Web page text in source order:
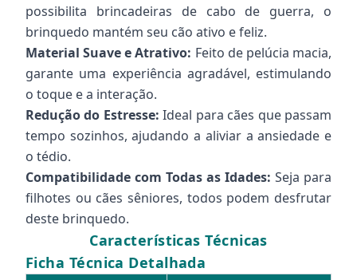
possibilita brincadeiras de cabo de guerra, o
brinquedo mantém seu cão ativo e feliz.
Material Suave e Atrativo: Feito de pelúcia macia,
garante uma experiência agradável, estimulando
o toque e a interação.
Redução do Estresse: Ideal para cães que passam
tempo sozinhos, ajudando a aliviar a ansiedade e
o tédio.
Compatibilidade com Todas as Idades: Seja para
filhotes ou cães sêniores, todos podem desfrutar
deste brinquedo.
Características Técnicas
Ficha Técnica Detalhada